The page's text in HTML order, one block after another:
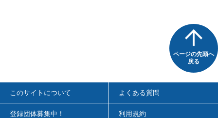
ページの先頭へ
戻る
このサイトについて よくある質問
登録団体募集中！ 利用規約